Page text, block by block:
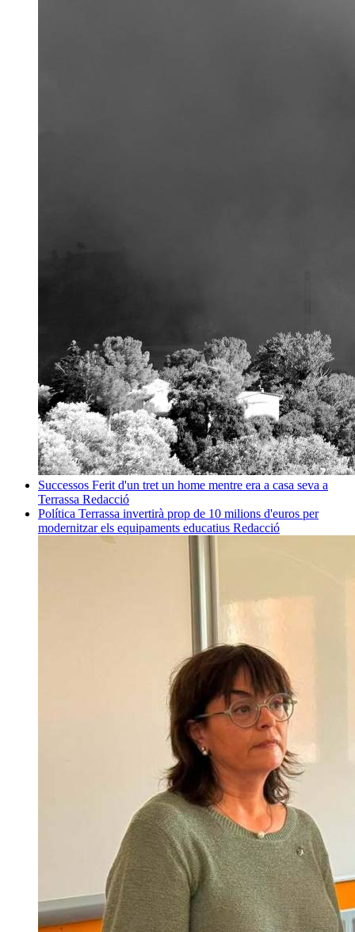
Successos Ferit d'un tret un home mentre era a casa seva a
Terrassa Redacció
Política Terrassa invertirà prop de 10 milions d'euros per
modernitzar els equipaments educatius Redacció